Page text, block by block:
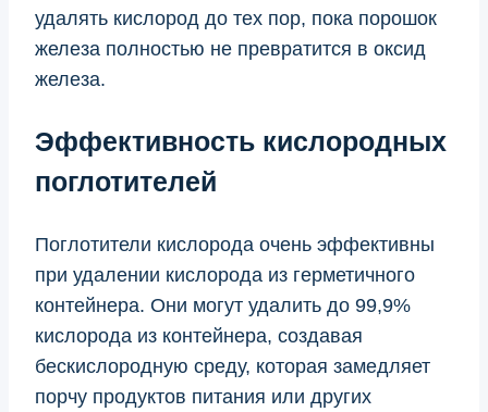
удалять кислород до тех пор, пока порошок
железа полностью не превратится в оксид
железа.
Эффективность кислородных
поглотителей
Поглотители кислорода очень эффективны
при удалении кислорода из герметичного
контейнера. Они могут удалить до 99,9%
кислорода из контейнера, создавая
бескислородную среду, которая замедляет
порчу продуктов питания или других